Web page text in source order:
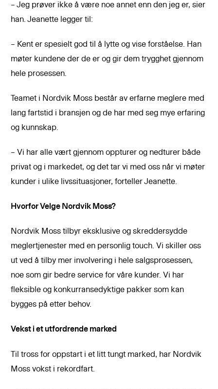
– Jeg prøver ikke å være noe annet enn den jeg er, sier
han. Jeanette legger til:
– Kent er spesielt god til å lytte og vise forståelse. Han
møter kundene der de er og gir dem trygghet gjennom
hele prosessen.
Teamet i Nordvik Moss består av erfarne meglere med
lang fartstid i bransjen og de har med seg mye erfaring
og kunnskap.
– Vi har alle vært gjennom oppturer og nedturer både
privat og i markedet, og det tar vi med oss når vi møter
kunder i ulike livssituasjoner, forteller Jeanette.
Hvorfor Velge Nordvik Moss?
Nordvik Moss tilbyr eksklusive og skreddersydde
meglertjenester med en personlig touch. Vi skiller oss
ut ved å tilby mer involvering i hele salgsprosessen,
noe som gir bedre service for våre kunder. Vi har
fleksible og konkurransedyktige pakker som kan
bygges på etter behov.
Vekst i et utfordrende marked
Til tross for oppstart i et litt tungt marked, har Nordvik
Moss vokst i rekordfart.